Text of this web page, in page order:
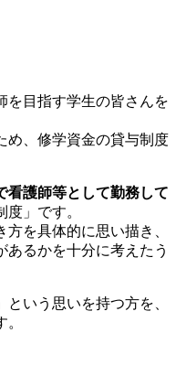
を目指す学生の皆さんを
め、修学資金の貸与制度
看護師等として勤務して
度」です。
を具体的に思い描き、
るかを十分に考え たう
という思いを持つ方を、